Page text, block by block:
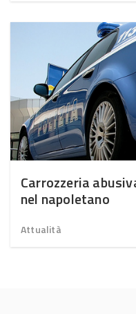
Carrozzeria
nel napoletano
Attualità